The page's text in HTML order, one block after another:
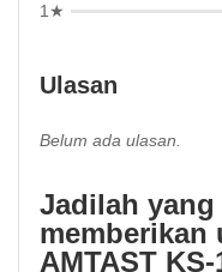
1★
Ulasan
Belum ada ulasan.
Jadilah yang
memberikan
AMTAST KS-